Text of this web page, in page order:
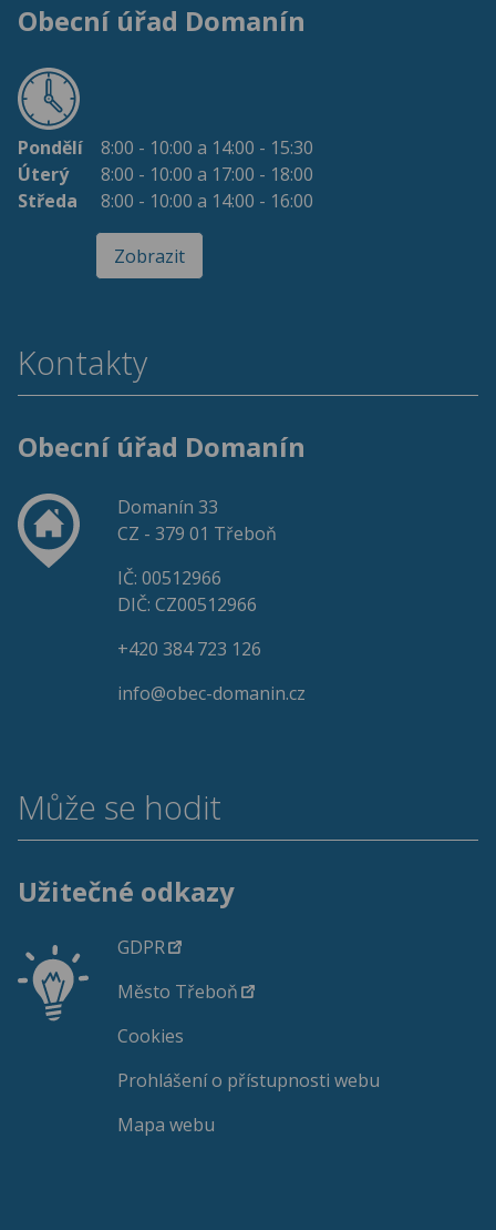
Obecní úřad Domanín
Pondělí
8:00 - 10:00 a 14:00 - 15:30
Úterý
8:00 - 10:00 a 17:00 - 18:00
Středa
8:00 - 10:00 a 14:00 - 16:00
Zobrazit
Kontakty
Obecní úřad Domanín
Domanín 33
CZ - 379 01 Třeboň
IČ: 00512966
DIČ: CZ00512966
+420 384 723 126
info@obec-domanin.cz
Může se hodit
Užitečné odkazy
GDPR
Město Třeboň
Cookies
Prohlášení o přístupnosti webu
Mapa webu